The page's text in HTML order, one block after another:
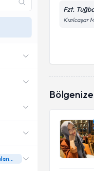
Fzt.
Kızılcaşar
Ekstremite Yaralanmaları